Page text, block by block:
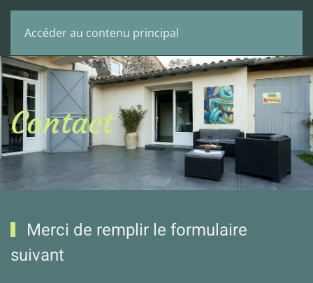
Accéder au contenu principal
Contact
Merci de remplir le formulaire
suivant